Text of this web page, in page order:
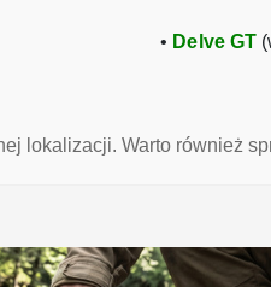
• Delve GT
lokalizacji. Warto również